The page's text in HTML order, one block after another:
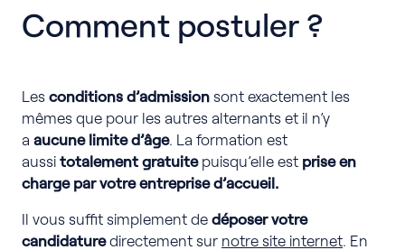
Comment postuler ?
Les conditions d’admission sont exactement les
mêmes que pour les autres alternants et il n’y
a aucune limite d’âge. La formation est
aussi totalement gratuitepuisqu’elle est prise en
charge par votre entreprise d’accueil.
Il vous suffit simplement de déposer votre
candidaturedirectement sur notre site internet. En